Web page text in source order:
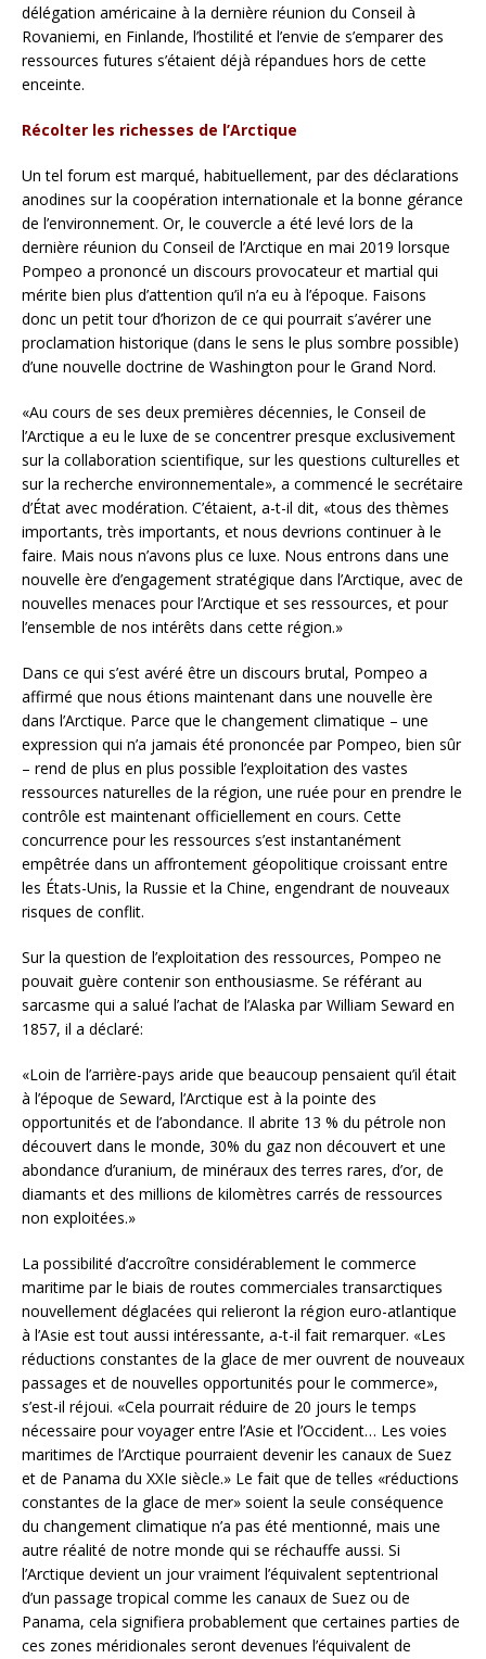
délégation américaine à la dernière réunion du Conseil à
Rovaniemi, en Finlande, l’hostilité et l’envie de s’emparer des
ressources futures s’étaient déjà répandues hors de cette
enceinte.
Récolter les richesses de l’Arctique
Un tel forum est marqué, habituellement, par des déclarations
anodines sur la coopération internationale et la bonne gérance
de l’environnement. Or, le couvercle a été levé lors de la
dernière réunion du Conseil de l’Arctique en mai 2019 lorsque
Pompeo a prononcé un discours provocateur et martial qui
mérite bien plus d’attention qu’il n’a eu à l’époque. Faisons
donc un petit tour d’horizon de ce qui pourrait s’avérer une
proclamation historique (dans le sens le plus sombre possible)
d’une nouvelle doctrine de Washington pour le Grand Nord.
«Au cours de ses deux premières décennies, le Conseil de
l’Arctique a eu le luxe de se concentrer presque exclusivement
sur la collaboration scientifique, sur les questions culturelles et
sur la recherche environnementale», a commencé le secrétaire
d’État avec modération. C’étaient, a-t-il dit, «tous des thèmes
importants, très importants, et nous devrions continuer à le
faire. Mais nous n’avons plus ce luxe. Nous entrons dans une
nouvelle ère d’engagement stratégique dans l’Arctique, avec de
nouvelles menaces pour l’Arctique et ses ressources, et pour
l’ensemble de nos intérêts dans cette région.»
Dans ce qui s’est avéré être un discours brutal, Pompeo a
affirmé que nous étions maintenant dans une nouvelle ère
dans l’Arctique. Parce que le changement climatique – une
expression qui n’a jamais été prononcée par Pompeo, bien sûr
– rend de plus en plus possible l’exploitation des vastes
ressources naturelles de la région, une ruée pour en prendre le
contrôle est maintenant officiellement en cours. Cette
concurrence pour les ressources s’est instantanément
empêtrée dans un affrontement géopolitique croissant entre
les États-Unis, la Russie et la Chine, engendrant de nouveaux
risques de conflit.
Sur la question de l’exploitation des ressources, Pompeo ne
pouvait guère contenir son enthousiasme. Se référant au
sarcasme qui a salué l’achat de l’Alaska par William Seward en
1857, il a déclaré:
«Loin de l’arrière-pays aride que beaucoup pensaient qu’il était
à l’époque de Seward, l’Arctique est à la pointe des
opportunités et de l’abondance. Il abrite 13 % du pétrole non
découvert dans le monde, 30% du gaz non découvert et une
abondance d’uranium, de minéraux des terres rares, d’or, de
diamants et des millions de kilomètres carrés de ressources
non exploitées.»
La possibilité d’accroître considérablement le commerce
maritime par le biais de routes commerciales transarctiques
nouvellement déglacées qui relieront la région euro-atlantique
à l’Asie est tout aussi intéressante, a-t-il fait remarquer. «Les
réductions constantes de la glace de mer ouvrent de nouveaux
passages et de nouvelles opportunités pour le commerce»,
s’est-il réjoui. «Cela pourrait réduire de 20 jours le temps
nécessaire pour voyager entre l’Asie et l’Occident… Les voies
maritimes de l’Arctique pourraient devenir les canaux de Suez
et de Panama du XXIe siècle.» Le fait que de telles «réductions
constantes de la glace de mer» soient la seule conséquence
du changement climatique n’a pas été mentionné, mais une
autre réalité de notre monde qui se réchauffe aussi. Si
l’Arctique devient un jour vraiment l’équivalent septentrional
d’un passage tropical comme les canaux de Suez ou de
Panama, cela signifiera probablement que certaines parties de
ces zones méridionales seront devenues l’équivalent de